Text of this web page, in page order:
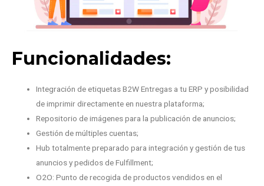
Funcionalidades:​
Integración de etiquetas B2W Entregas a tu ERP y posibilidad
de imprimir directamente en nuestra plataforma;
Repositorio de imágenes para la publicación de anuncios;
Gestión de múltiples cuentas;
Hub totalmente preparado para integración y gestión de tus
anuncios y pedidos de Fulfillment;
O2O: Punto de recogida de productos vendidos en el